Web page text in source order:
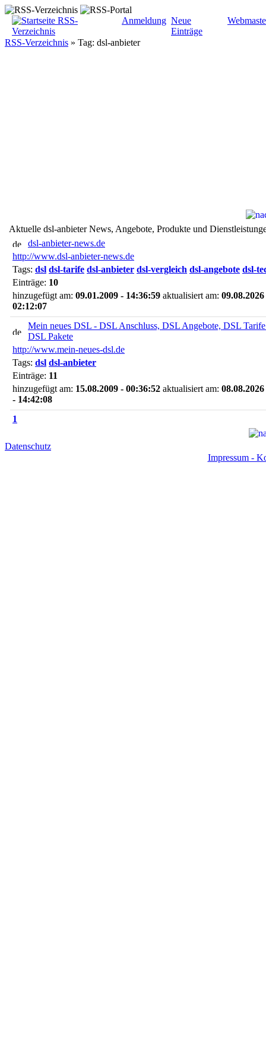
Anmeldung Neue
Einträge
RSS-Verzeichnis » Tag: dsl-anbieter
Aktuelle dsl-anbieter News, Angebote, Produkte und
dsl-anbieter-news.de
http://www.dsl-anbieter-news.de
Tags: dsl dsl-tarife dsl-anbieter dsl-vergleich dsl-angebote dsl-
Einträge: 10
hinzugefügt am: 09.01.2009 - 14:36:59 aktualisiert am: 09.08.2026
02:12:07
Mein neues DSL - DSL Anschluss, DSL Angebote, DSL
DSL Pakete
http://www.mein-neues-dsl.de
Tags: dsl dsl-anbieter
Einträge: 11
hinzugefügt am: 15.08.2009 - 00:36:52 aktualisiert am: 08.08.2026
- 14:42:08
1
Datenschutz
Impressum -